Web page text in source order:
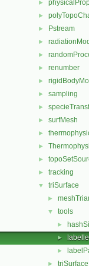
►
►
► Pstream
►
►
► renumber
►
► sampling
►
► surfMesh
►
►
►
► tracking
▼ triSurface
►
▼ tools
►
►
►
► triSurface